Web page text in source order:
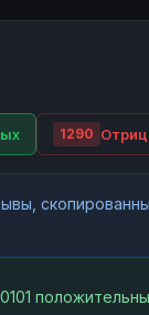
1290